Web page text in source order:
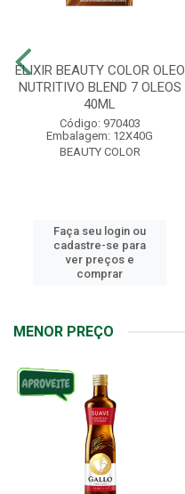
ELIXIR BEAUTY COLOR OLEO
NUTRITIVO BLEND 7 OLEOS
40ML
Código: 970403
Embalagem: 12X40G
BEAUTY COLOR
Faça seu login ou
cadastre-se para
ver preços e
comprar
MENOR PREÇO